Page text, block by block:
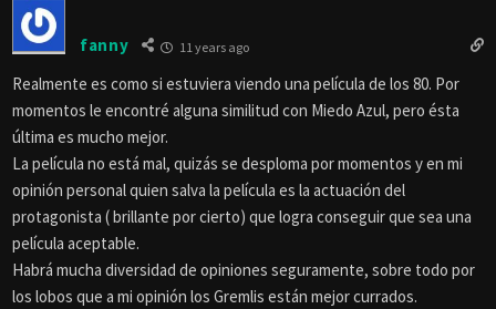
fanny 11 years ago
Realmente es como si estuviera viendo una película de los 80. Por
momentos le encontré alguna similitud con Miedo Azul, pero ésta
última es mucho mejor.
La película no está mal, quizás se desploma por momentos y en mi
opinión personal quien salva la película es la actuación del
protagonista ( brillante por cierto) que logra conseguir que sea una
película aceptable.
Habrá mucha diversidad de opiniones seguramente, sobre todo por
los lobos que a mi opinión los Gremlis están mejor currados.